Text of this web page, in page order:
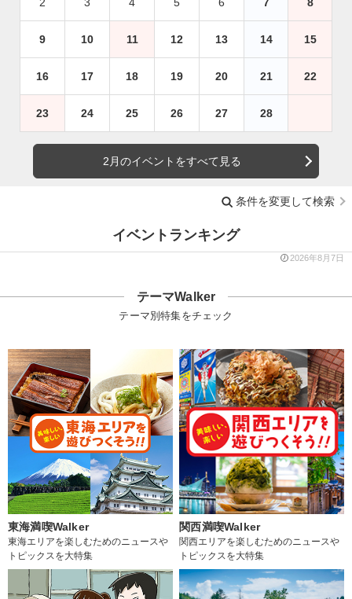
9 10 11 12 13 14 15
16 17 18 19 20 21 22
23 24 25 26 27 28
2月のイベントをすべて見る
条件を変更して検索
イベントランキング
2026年8月7日
テーマWalker
テーマ別特集をチェック
東海満喫Walker
東海エリアを楽しむためのニュースや
トピックスを大特集
関西満喫Walker
関西エリアを楽しむためのニュースや
トピックスを大特集